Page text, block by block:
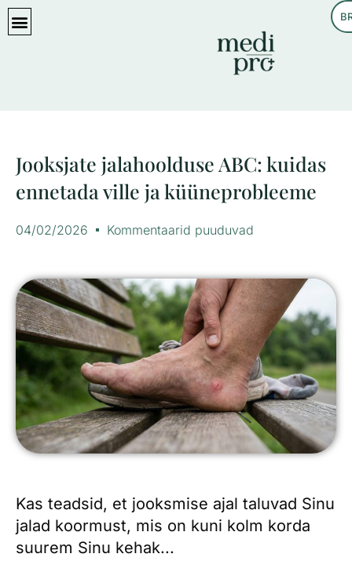
Jooksjate jalahoolduse ABC: kuidas
ennetada ville ja küüneprobleeme
04/02/2026 Kommentaarid puuduvad
Kas teadsid, et jooksmise ajal taluvad Sinu
jalad koormust, mis on kuni kolm korda
suurem Sinu kehak...